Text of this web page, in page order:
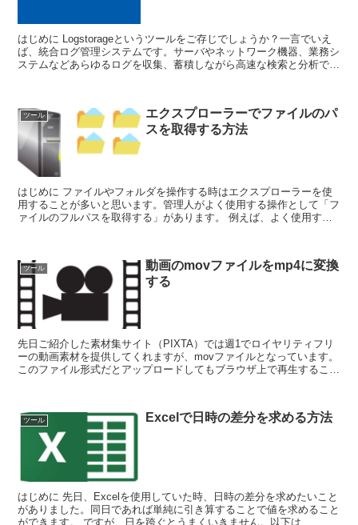
はじめに Logstorageというツールをご存じでしょうか？一言でいえ
ば、統合ログ管理システムです。サーバやネットワーク機器、業務シ
ステムなどあらゆるログを収集、蓄積しながら高速な検索と分析で標
ツール
エクスプローラーでファイルのパ
スを取得する方法
はじめに ファイルやフォルダを操作する時はエクスプローラーを使
用することが多いと思います。管理人がよく使用する操作として「フ
ァイルのフルパスを取得する」があります。 例えば、よく使用する
ツール
動画のmovファイルをmp4に変換
する
先日ご紹介した素材集サイト（PIXTA）では週1でロイヤリティフリ
ーの動画素材を提供してくれますが、movファイルとなっています。
このファイル形式だとアップロードしてもブラウザ上で再生すること
ツール Excelで日時の差分を求める方法
はじめに 先日、Excelを使用していた時、日時の差分を求めたいこと
がありました。同日であれば単純に引き算することで値を求めること
ができます。 ですが、日を跨ぐとうまくいきません。以下は